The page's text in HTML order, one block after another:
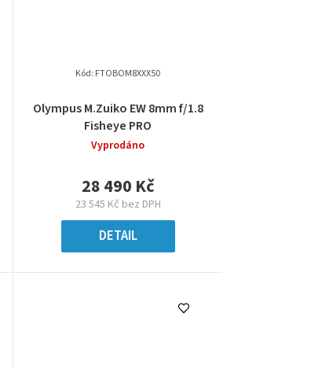
Olympus M.Zuiko EW 8mm f/1.8
Fisheye PRO
Vyprodáno
23 545 Kč bez DPH
28 490 Kč
DETAIL
Kód: FTOBOM8XXX50